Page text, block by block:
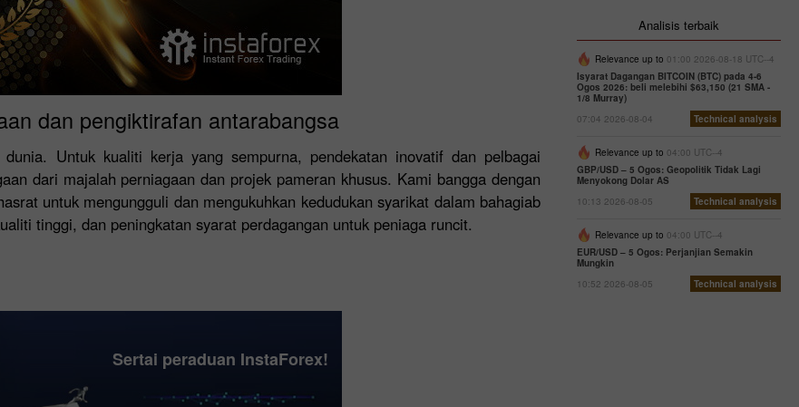
dan pengiktirafan antarabangsa
Untuk kualiti kerja yang sempurna, pendekatan inovatif dan pelbagai
dari majalah perniagaan dan projek pameran khusus. Kami bangga dengan
untuk mengungguli dan mengukuhkan kedudukan syarikat dalam bahagiab
tinggi, dan peningkatan syarat perdagangan untuk peniaga runcit.
Sertai peraduan InstaForex!
Analisis terbaik
Relevance up to 01:00 2026-08-18 UTC--4
Isyarat Dagangan BITCOIN (BTC) pada 4-6
Ogos 2026: beli melebihi $63,150 (21 SMA -
1/8 Murray)
07:04 2026-08-04
Technical analysis
Relevance up to 04:00 UTC--4
GBP/USD – 5 Ogos: Geopolitik Tidak Lagi
Menyokong Dolar AS
10:13 2026-08-05
Technical analysis
Relevance up to 04:00 UTC--4
EUR/USD – 5 Ogos: Perjanjian Semakin
Mungkin
10:52 2026-08-05
Technical analysis